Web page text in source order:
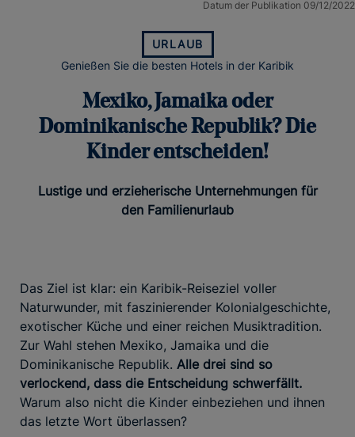
Datum der Publikation 09/12/2022
URLAUB
Genießen Sie die besten Hotels in der Karibik
Mexiko, Jamaika oder
Dominikanische Republik? Die
Kinder entscheiden!
Lustige und erzieherische Unternehmungen für
den Familienurlaub
Das Ziel ist klar: ein Karibik-Reiseziel voller
Naturwunder, mit faszinierender Kolonialgeschichte,
exotischer Küche und einer reichen Musiktradition.
Zur Wahl stehen Mexiko, Jamaika und die
Dominikanische Republik. Alle drei sind so
verlockend, dass die Entscheidung schwerfällt.
Warum also nicht die Kinder einbeziehen und ihnen
das letzte Wort überlassen?